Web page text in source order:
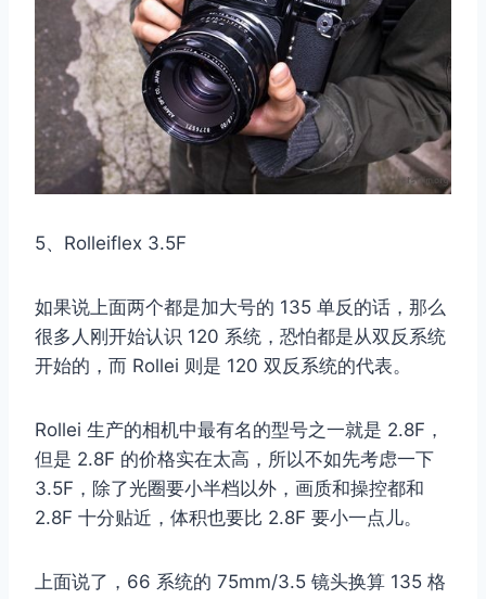
5、Rolleiflex 3.5F
如果说上面两个都是加大号的 135 单反的话，那么
很多人刚开始认识 120 系统，恐怕都是从双反系统
开始的，而 Rollei 则是 120 双反系统的代表。
Rollei 生产的相机中最有名的型号之一就是 2.8F，
但是 2.8F 的价格实在太高，所以不如先考虑一下
3.5F，除了光圈要小半档以外，画质和操控都和
2.8F 十分贴近，体积也要比 2.8F 要小一点儿。
上面说了，66 系统的 75mm/3.5 镜头换算 135 格